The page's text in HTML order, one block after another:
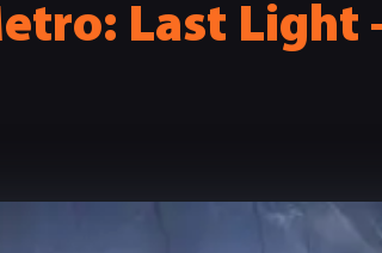
Last Light